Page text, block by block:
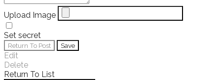
Upload Image
Set secret
Return To Post Save
Edit
Delete
Return To List